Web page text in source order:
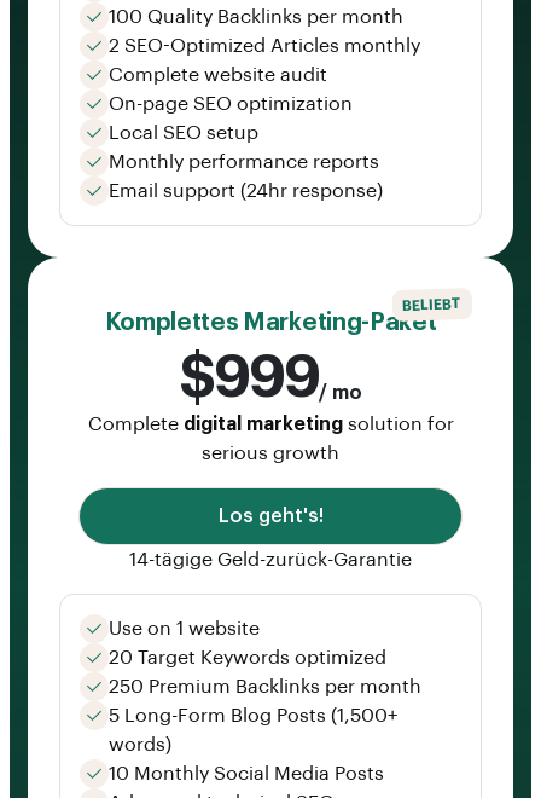
100 Quality Backlinks per month
2 SEO-Optimized Articles monthly
Complete website audit
On-page SEO optimization
Local SEO setup
Monthly performance reports
Email support (24hr response)
BELIEBT
Komplettes Marketing-Paket
$999/ mo
Complete digital marketingsolution for
serious growth
Los geht's!
14-tägige Geld-zurück-Garantie
Use on 1 website
20 Target Keywords optimized
250 Premium Backlinks per month
5 Long-Form Blog Posts (1,500+
words)
10 Monthly Social Media Posts